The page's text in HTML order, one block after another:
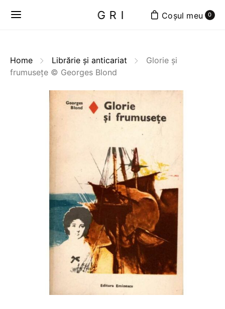
GRI 0
Home Librărie și anticariat
Glorie și
frumusețe © Georges Blond